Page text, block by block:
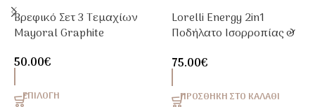
Βρεφικό Σετ 3 Τεμαχίων
Mayoral Graphite
50.00€
ΕΠΙΛΟΓΉ
Lorelli Energy 2in1
Ποδήλατο Ισορροπίας &
75.00€
ΠΡΟΣΘΉΚΗ ΣΤΟ ΚΑΛΆΘΙ